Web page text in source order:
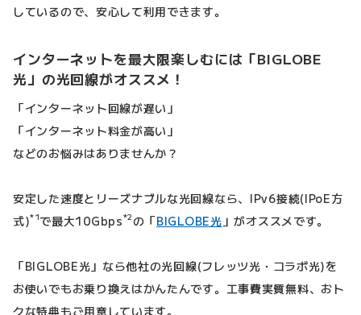
しているので、安心して利用できます。
インターネットを最大限楽しむには「BIGLOBE
光」の光回線がオススメ！
「インターネット回線が遅い」
「インターネット料金が高い」
などのお悩みはありませんか？
安定した速度とリーズナブルな光回線なら、IPv6接続(IPoE方
式)*1で最大10Gbps*2の「BIGLOBE光 」がオススメです。
「BIGLOBE光」なら他社の光回線(フレッツ光・コラボ光)を
お使いでもお乗り換えはかんたんです。工事費実質無料、おト
クな特典もご用意しています。